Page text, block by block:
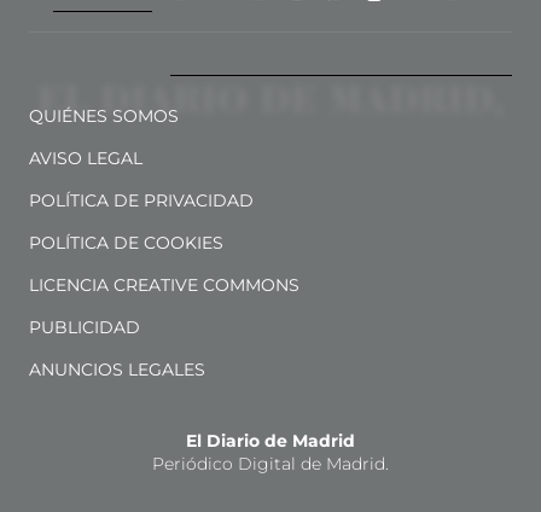
QUIÉNES SOMOS
AVISO LEGAL
POLÍTICA DE PRIVACIDAD
POLÍTICA DE COOKIES
LICENCIA CREATIVE COMMONS
PUBLICIDAD
ANUNCIOS LEGALES
El Diario de Madrid
Periódico Digital de Madrid.